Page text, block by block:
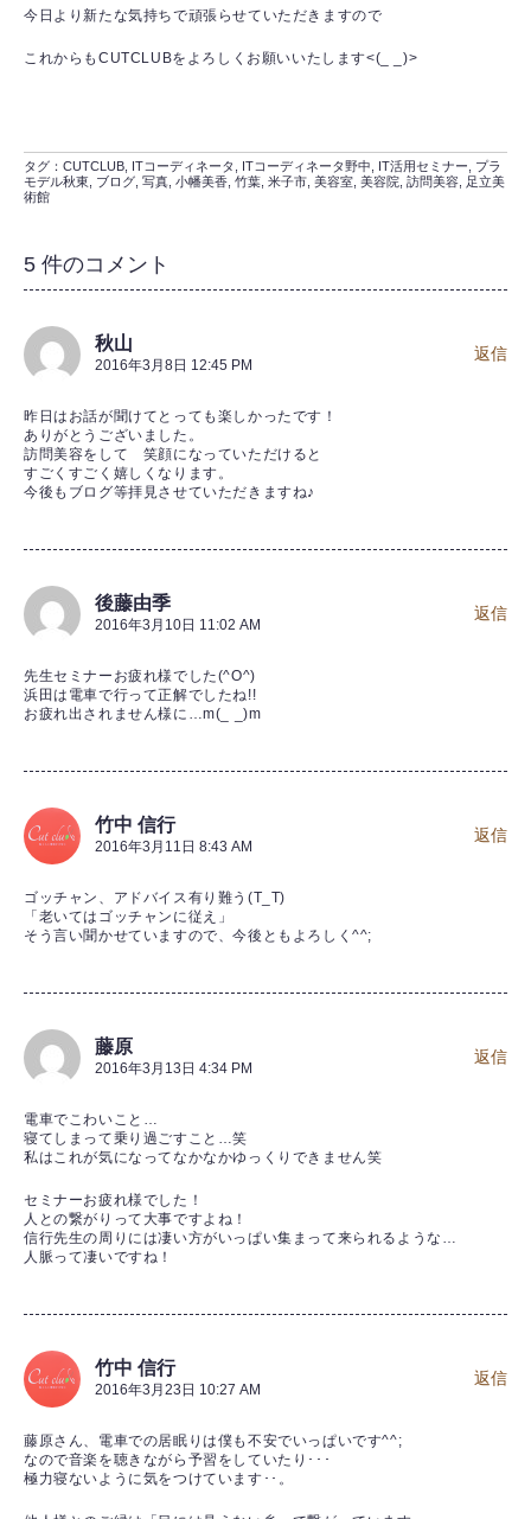
今日より新たな気持ちで頑張らせていただきますので
これからもCUTCLUBをよろしくお願いいたします<(_ _)>
タグ： CUTCLUB ITコーディネータ ITコーディネータ野中 IT活用セミナー
プラ
モデル秋東
ブログ 写真 小幡美香 竹葉 米子市 美容室 美容院 訪問美容 足立美
術館
5 件のコメント
秋山
2016年3月8日 12:45 PM
昨日はお話が聞けてとっても楽しかったです！
ありがとうございました。
訪問美容をして 笑顔になっていただけると
すごくすごく嬉しくなります。
今後もブログ等拝見させていただきますね♪
返信
後藤由季
2016年3月10日 11:02 AM
先生セミナーお疲れ様でした(^O^)
浜田は電車で行って正解でしたね!!
お疲れ出されません様に…m(_ _)m
返信
竹中 信行
2016年3月11日 8:43 AM
ゴッチャン、アドバイス有り難う(T_T)
「老いてはゴッチャンに従え」
そう言い聞かせていますので、今後ともよろしく^^;
返信
藤原
2016年3月13日 4:34 PM
電車でこわいこと…
寝てしまって乗り過ごすこと…笑
私はこれが気になってなかなかゆっくりできません笑
セミナーお疲れ様でした！
人との繋がりって大事ですよね！
信行先生の周りには凄い方がいっぱい集まって来られるような…
人脈って凄いですね！
返信
竹中 信行
2016年3月23日 10:27 AM
藤原さん、電車での居眠りは僕も不安でいっぱいです^^;
なので音楽を聴きながら予習をしていたり･･･
極力寝ないように気をつけています･･。
返信